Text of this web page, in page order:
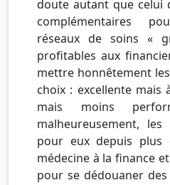
doute autant que celui
complémentaires
réseaux de soins «
profitables aux
mettre honnêtement
choix : excellente mais
mais moins
malheureusement,
pour eux depuis
médecine à la finance
pour se dédouaner